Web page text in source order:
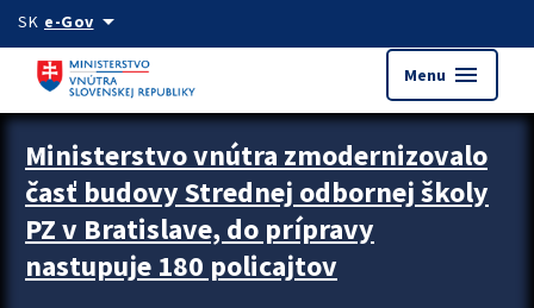
Preskocit na hlavný obsah
SK e-Govarrow_drop_down
Menu menu
Ministerstvo vnútra zmodernizovalo
časť budovy Strednej odbornej školy
PZ v Bratislave, do prípravy
nastupuje 180 policajtov